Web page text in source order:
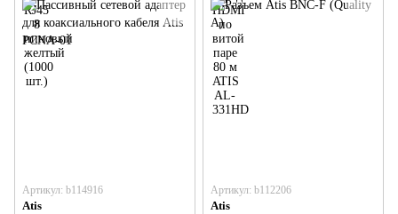
Артикул: b114916
Atis
Артикул: b112206
Atis